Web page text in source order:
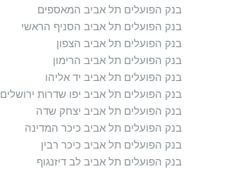
בנק הפועלים תל אביב המאספים
בנק הפועלים תל אביב הסניף הראשי
בנק הפועלים תל אביב הצפון
בנק הפועלים תל אביב הרימון
בנק הפועלים תל אביב יד אליהו
בנק הפועלים תל אביב יפו שדרות ירושלים
בנק הפועלים תל אביב יצחק שדה
בנק הפועלים תל אביב כיכר המדינה
בנק הפועלים תל אביב כיכר רבין
בנק הפועלים תל אביב לב דיזנגוף